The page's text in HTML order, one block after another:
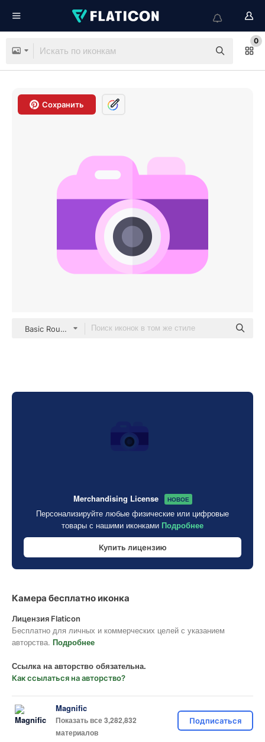
0
Сохранить
Basic Rounded Flat
Merchandising License НОВОЕ
Персонализируйте любые физические или цифровые
товары с нашими иконками Подробнее
Купить лицензию
Камера бесплатно иконка
Лицензия Flaticon
Бесплатно для личных и коммерческих целей с указанием
авторства. Подробнее
Ссылка на авторство обязательна.
Как ссылаться на авторство?
Magnific
Показать все 3,282,832
материалов
Подписаться